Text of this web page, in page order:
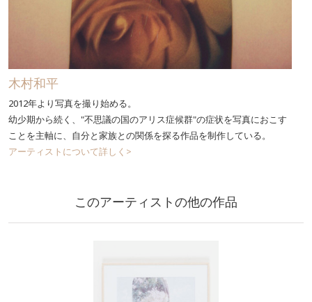
木村和平
2012年より写真を撮り始める。
幼少期から続く、"不思議の国のアリス症候群"の症状を写真におこす
ことを主軸に、自分と家族との関係を探る作品を制作している。
アーティストについて詳しく>
このアーティストの他の作品